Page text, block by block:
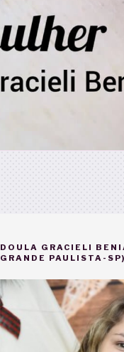
DOULA GRACIELI
GRANDE PAULISTA-SP)